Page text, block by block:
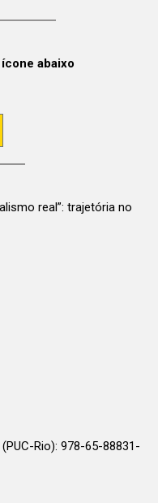
abaixo
real”: trajetória no
Rio): 978-65-88831-